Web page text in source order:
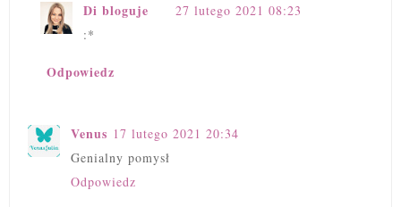
Di bloguje
27 lutego 2021 08:23
:*
Odpowiedz
Venus 17 lutego 2021 20:34
Genialny pomysł
Odpowiedz